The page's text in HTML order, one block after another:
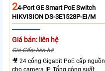
24-Port GE Smart PoE Switch
HIKVISION DS-3E1528P-EI/M
Giá bán: liên hệ
Giá Gốc: liên hệ
🎥 24 cổng Gigabit PoE cấp nguồn